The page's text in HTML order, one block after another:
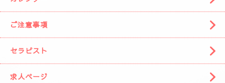
🍀料金システム🍀
🌈( 出張システム)🌈
🩷りりさんのコース🩷